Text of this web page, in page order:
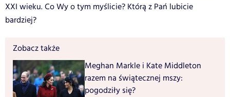
XXI wieku. Co Wy o tym myślicie? Którą z Pań lubicie
bardziej?
Zobacz także
Meghan Markle i Kate Middleton
razem na świątecznej mszy:
pogodziły się?